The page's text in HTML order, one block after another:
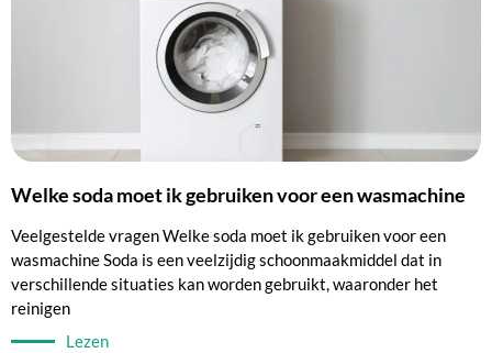
Welke soda moet ik gebruiken voor een wasmachine
Veelgestelde vragen Welke soda moet ik gebruiken voor een
wasmachine Soda is een veelzijdig schoonmaakmiddel dat in
verschillende situaties kan worden gebruikt, waaronder het
reinigen
Lezen